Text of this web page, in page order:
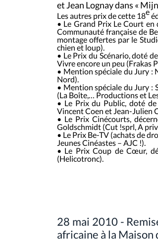
etJean Lognaydans «
Les autres prix de cette 18e
• Le Grand Prix Le Court en
Communauté française de
montage offertes par le
chien et loup).
• Le Prix du Scénario, doté
Vivre encore un peu (Frakas
• Mention spéciale du Jury :
Nord).
• Mention spéciale du Jury :
(La Boîte,… Productions et
• Le Prix du Public, doté
Vincent Coen et Jean-Julien
• Le Prix Cinécourts,
Goldschmidt (Cut !sprl, A
• Le Prix Be-TV (achats de
Jeunes Cinéastes – AJC !).
• Le Prix Coup de Cœur,
(Helicotronc).
28 mai 2010 -
africaine à la Maison